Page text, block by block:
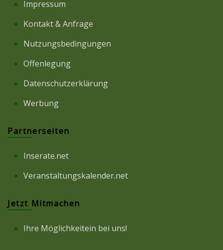
Impressum
Kontakt & Anfrage
Nutzungsbedingungen
Offenlegung
Datenschutzerklärung
Werbung
Partnerseiten
Inserate.net
Veranstaltungskalender.net
Jetzt Mitmachen
Ihre Möglichkeitein bei uns!